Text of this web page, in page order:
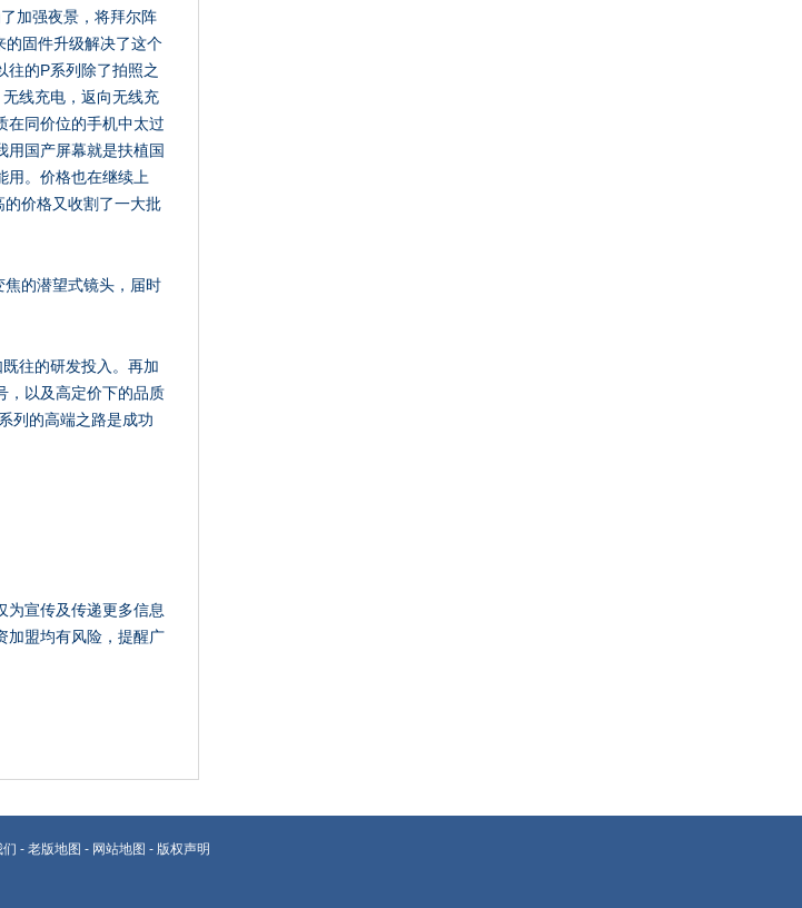
加强夜景，将拜尔阵
的固件升级解决了这个
往的P系列除了拍照之
线充电，返向无线充
在同价位的手机中太过
用国产屏幕就是扶植国
用。价格也在继续上
价格又收割了一大批
的潜望式镜头，届时
往的研发投入。再加
，以及高定价下的品质
列的高端之路是成功
为宣传及传递更多信息
加盟均有风险，提醒广
们 - 老版地图 - 网站地图 - 版权声明